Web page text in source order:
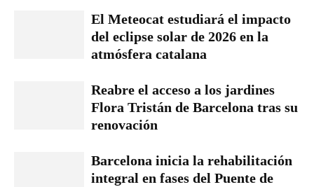
El Meteocat estudiará el impacto
del eclipse solar de 2026 en la
atmósfera catalana
Reabre el acceso a los jardines
Flora Tristán de Barcelona tras su
renovación
Barcelona inicia la rehabilitación
integral en fases del Puente de